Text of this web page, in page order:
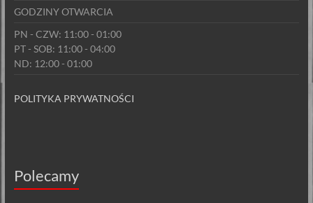
GODZINY OTWARCIA
PN - CZW: 11:00 - 01:00
PT - SOB: 11:00 - 04:00
ND: 12:00 - 01:00
POLITYKA PRYWATNOŚCI
Polecamy